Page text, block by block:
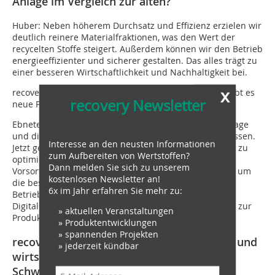
Huber: Neben höherem Durchsatz und Effizienz erzielen wir
deutlich reinere Materialfraktionen, was den Wert der
recycelten Stoffe steigert. Außerdem können wir den Betrieb
energieeffizienter und sicherer gestalten. Das alles trägt zu
einer besseren Wirtschaftlichkeit und Nachhaltigkeit bei.
recovery: Wie sehen die Zukunftsperspektiven aus? Gibt es
neue Projekte oder Investitionen bei der Immark AG?
Ebneter: Zwei große Investitionen – die Kühlgeräteanlage
und die neue Elektrorecyclinganlage – sind abgeschlossen.
Jetzt geht es darum, die Anlagen zu konsolidieren und zu
optimieren. Geplant ist im Weiteren eine neue
Vorsortierungsanlage am Standort in Liestal bei Basel, um
die bestehende zu ersetzen. Diese geht Ende 2025 in
Betrieb. Außerdem investieren wir stark in die
Digitalisierung unserer Prozesse – vom Warenfluss bis zur
Produktionssteuerung.
recovery: Und wie sehen Sie die politische und
wirtschaftliche Lage des Recyclings in der
Schweiz?
x
recovery Newsletter
Interesse an den neusten Informationen
zum Aufbereiten von Wertstoffen?
Dann melden Sie sich zu unserem
kostenlosen Newsletter an!
6x im Jahr erfahren Sie mehr zu:
» aktuellen Veranstaltungen
» Produktentwicklungen
» spannenden Projekten
» jederzeit kündbar